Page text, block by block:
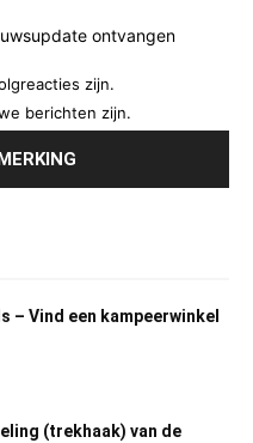
ontvangen
zijn.
berichten zijn.
– Vind een kampeerwinkel
(trekhaak) van de